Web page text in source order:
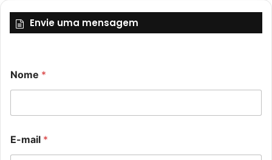
Envie uma mensagem
Nome *
-
m
E-mail *